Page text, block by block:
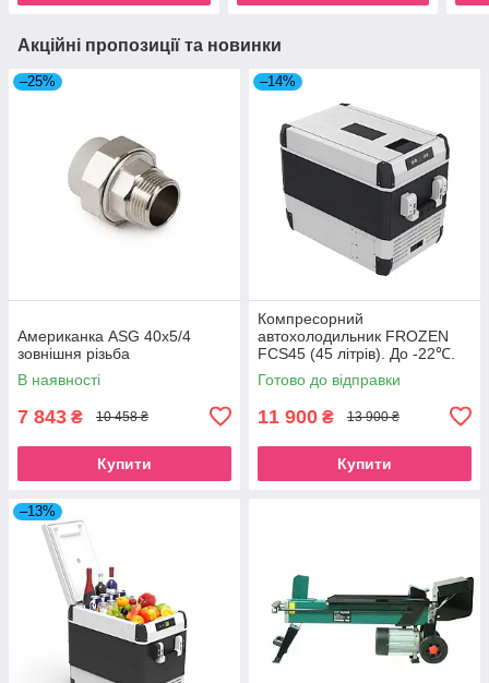
Акційні пропозиції та новинки
–25%
Американка ASG 40x5/4
зовнішня різьба
В наявності
7 843 ₴ 10 458 ₴
Купити
–14%
Компресорний
автохолодильник FROZEN
FCS45 (45 літрів). До -22℃.
Живлення 12, 24, 220 вольт
Готово до відправки
11 900 ₴ 13 900 ₴
Купити
–13%